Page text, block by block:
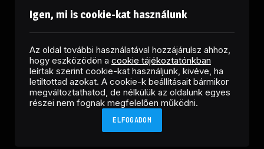
FacebookLinkedInX
(Twitter)
RSS
Igen, mi is cookie-kat használunk
Az oldal további használatával hozzájárulsz ahhoz,
hogy eszközödön a cookie tájékoztatónkban
leírtak szerint cookie-kat használjunk, kivéve, ha
letiltottad azokat. A cookie-k beállításait bármikor
megváltoztathatod, de nélkülük az oldalunk egyes
részei nem fognak megfelelően működni.
ELFOGADOM